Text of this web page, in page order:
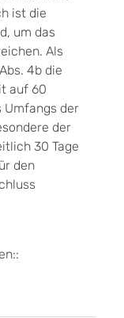
ist die
um das
Als
4b die
auf 60
Umfangs der
der
30 Tage
den